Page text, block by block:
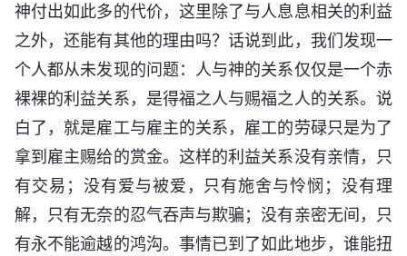
神付出如此多的代价，这里除了与人息息相关的利益
之外，还能有其他的理由吗？话说到此，我们发现一
个人都从未发现的问题：人与神的关系仅仅是一个赤
裸裸的利益关系，是得福之人与赐福之人的关系。说
白了，就是雇工与雇主的关系，雇工的劳碌只是为了
拿到雇主赐给的赏金。这样的利益关系没有亲情，只
有交易；没有爱与被爱，只有施舍与怜悯；没有理
解，只有无奈的忍气吞声与欺骗；没有亲密无间，只
有永不能逾越的鸿沟。事情已到了如此地步，谁能扭